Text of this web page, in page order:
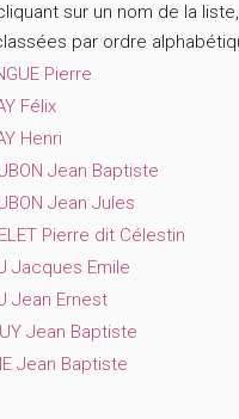
sur un nom de la
par ordre
Pierre
Félix
Henri
Jean Baptiste
Jean Jules
Pierre dit Célestin
Jacques Emile
Jean Ernest
Jean Baptiste
Jean Baptiste